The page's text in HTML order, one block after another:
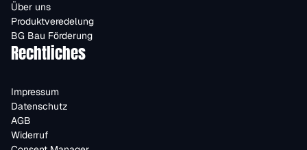
Über uns
Produktveredelung
BG Bau Förderung
Rechtliches
Impressum
Datenschutz
AGB
Widerruf